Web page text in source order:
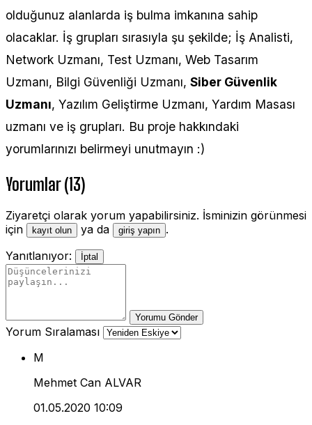
olduğunuz alanlarda iş bulma imkanına sahip
olacaklar. İş grupları sırasıyla şu şekilde; İş Analisti,
Network Uzmanı, Test Uzmanı, Web Tasarım
Uzmanı, Bilgi Güvenliği Uzmanı, Siber Güvenlik
Uzmanı, Yazılım Geliştirme Uzmanı, Yardım Masası
uzmanı ve iş grupları. Bu proje hakkındaki
yorumlarınızı belirmeyi unutmayın :)
Yorumlar (13)
Ziyaretçi olarak yorum yapabilirsiniz. İsminizin görünmesi
için
kayıt olun ya da giriş yapın .
Yanıtlanıyor:
İptal
Yorumu Gönder
Yorum Sıralaması
M
Mehmet Can ALVAR
01.05.2020 10:09